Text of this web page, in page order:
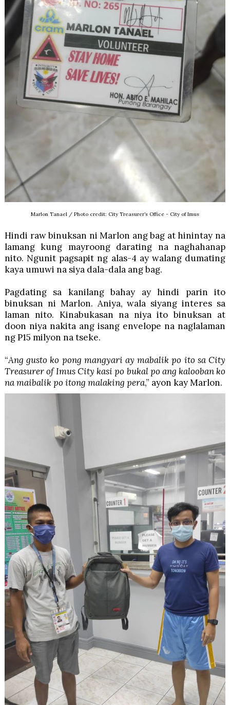
Marlon Tanael / Photo credit: City Treasurer’s Office - City of Imus
Hindi raw binuksan ni Marlon ang bag at hinintay na
lamang kung mayroong darating na naghahanap
nito. Ngunit pagsapit ng alas-4 ay walang dumating
kaya umuwi na siya dala-dala ang bag.
Pagdating sa kanilang bahay ay hindi parin ito
binuksan ni Marlon. Aniya, wala siyang interes sa
laman nito. Kinabukasan na niya ito binuksan at
doon niya nakita ang isang envelope na naglalaman
ng P15 milyon na tseke.
“Ang gusto ko pong mangyari ay mabalik po ito sa City
Treasurer of Imus City kasi po bukal po ang kalooban ko
na maibalik po itong malaking pera,” ayon kay Marlon.